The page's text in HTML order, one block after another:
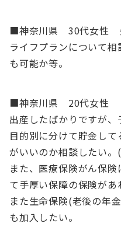
■神奈川県 30代女性
ライフプランについて
も可能か等。
■神奈川県 20代女性
出産したばかりですが
目的別に分けて貯金し
がいいのか相談したい
また、医療保険がん保
て手厚い保障の保険があ
また生命保険(老後の年
も加入したい。